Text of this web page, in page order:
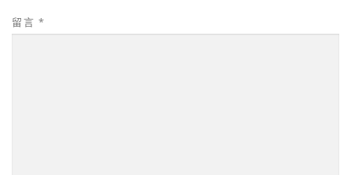
留言 *